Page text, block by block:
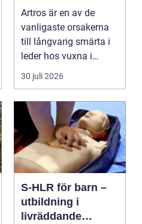
mindre smärta och
mer rörelse
Artros är en av de
vanligaste orsakerna
till långvarig smärta i
leder hos vuxna i
Sverige. Många i S...
30 juli 2026
S-HLR för barn –
utbildning i
livräddande